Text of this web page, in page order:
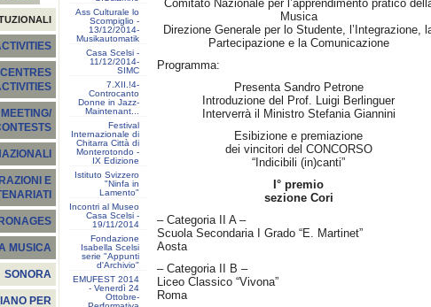
E
MUSICA
SONORA
PER
Ass Culturale lo
Scompiglio -
13/12/2014-
Musikautomatik
Casa Scelsi -
11/12/2014-
SIMC
7.XII.!4-
Controcanto
Donne in Jazz-
Maintenant...
Festival
Internazionale di
Chitarra Città di
Monterotondo -
IX Edizione
Istituto Svizzero
"Ninfa in
Lamento"
Incontri al Museo
Casa Scelsi -
19/11/2014
Fondazione
Isabella Scelsi
serie "Appunti
d'Archivio"
EMUFEST 2014
- Venerdì 24
Ottobre-
Comitato Nazionale per l’apprendimento pratico
Musica
Direzione Generale per lo Studente, l’Integrazione,
Partecipazione e la Comunicazione
Programma:
Presenta Sandro Petrone
Introduzione del Prof. Luigi Berlinguer
Interverrà il Ministro Stefania Giannini
Esibizione e premiazione
dei vincitori del CONCORSO
“Indicibili (in)canti”
I° premio
sezione Cori
– Categoria II A –
Scuola Secondaria I Grado “E. Martinet”
Aosta
– Categoria II B –
Liceo Classico “Vivona”
Roma